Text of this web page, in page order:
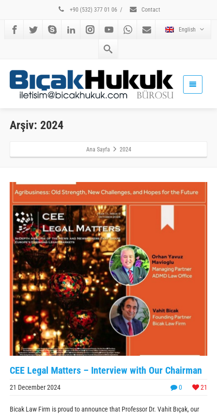
+90 (532) 377 01 06 / Contact
English
Arşiv: 2024
Ana Sayfa 2024
CEE Legal Matters – Interview with Our Chairman
0 21
21 December 2024
Bicak Law Firm is proud to announce that Professor Dr. Vahit Bıçak, our